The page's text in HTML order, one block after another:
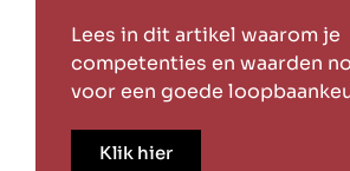
Lees in dit artikel waarom je
competenties en waarden
voor een goede
Klik hier